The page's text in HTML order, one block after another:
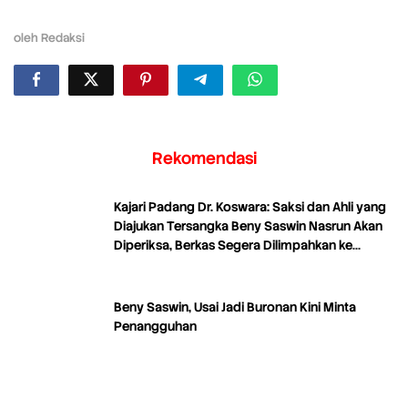
oleh Redaksi
Rekomendasi
Kajari Padang Dr. Koswara: Saksi dan Ahli yang
Diajukan Tersangka Beny Saswin Nasrun Akan
Diperiksa, Berkas Segera Dilimpahkan ke
Beny Saswin, Usai Jadi Buronan Kini Minta
Penangguhan